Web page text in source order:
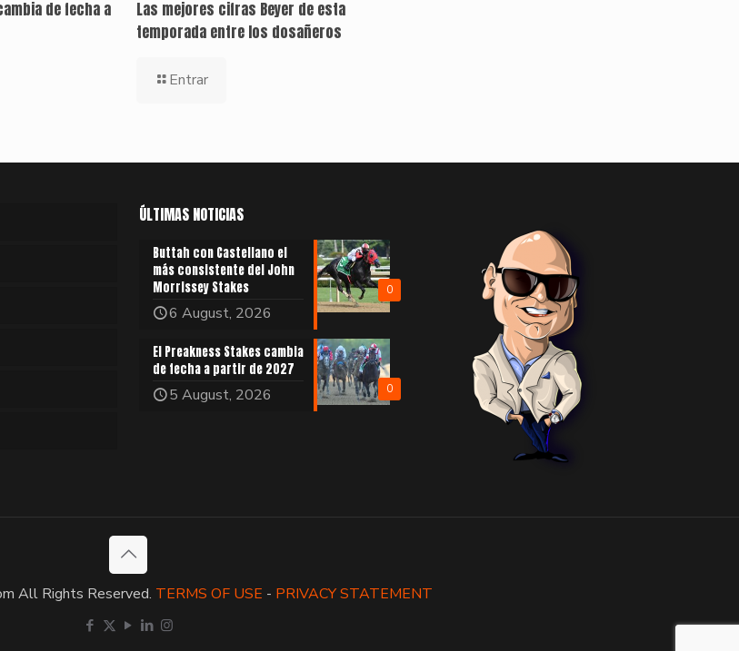
de fecha a
Las mejores cifras Beyer de esta
temporada entre los dosañeros
Entrar
ÚLTIMAS NOTICIAS
0
Buttah con Castellano el
más consistente del John
Morrissey Stakes
6 August, 2026
0
El Preakness Stakes cambia
de fecha a partir de 2027
5 August, 2026
All Rights Reserved. TERMS OF USE - PRIVACY STATEMENT